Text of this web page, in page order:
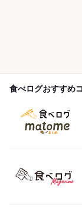
食べログおすすめ